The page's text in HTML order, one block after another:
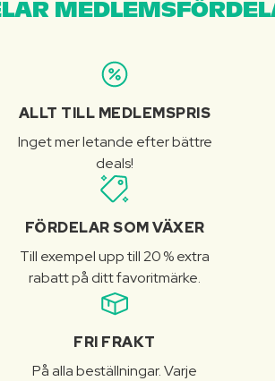
ALLT TILL MEDLEMSPRIS
Inget mer letande efter bättre
deals!
FÖRDELAR SOM VÄXER
Till exempel upp till 20 % extra
rabatt på ditt favoritmärke.
FRI FRAKT
På alla beställningar. Varje